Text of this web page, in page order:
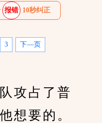
报错 10秒纠正
3 下—页
攻占了普
想要的。